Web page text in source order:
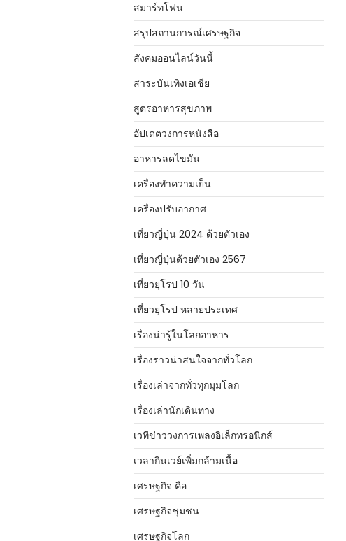
สมาร์ทโฟน
สรุปสถานการณ์เศรษฐกิจ
สังคมออนไลน์วันนี้
สาระบันเทิงเอเชีย
สูตรอาหารสุขภาพ
อัปเดตวงการหนังสือ
อาหารลดไขมัน
เครื่องทำความเย็น
เครื่องปรับอากาศ
เที่ยวญี่ปุ่น 2024 ด้วยตัวเอง
เที่ยวญี่ปุ่นด้วยตัวเอง 2567
เที่ยวยุโรป 10 วัน
เที่ยวยุโรป หลายประเทศ
เรื่องน่ารู้ในโลกอาหาร
เรื่องราวน่าสนใจจากทั่วโลก
เรื่องเล่าจากทั่วทุกมุมโลก
เรื่องเล่านักเดินทาง
เวทีข่าววงการเพลงอิเล็กทรอนิกส์
เวลากินเวย์เพิ่มกล้ามเนื้อ
เศรษฐกิจ คือ
เศรษฐกิจชุมชน
เศรษฐกิจโลก